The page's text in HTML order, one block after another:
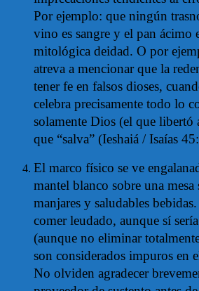
Por ejemplo: que ningún
vino es sangre y el pan ácimo
mitológica deidad. O por
atreva a mencionar que la
tener fe en falsos dioses,
celebra precisamente todo lo
solamente Dios (el que libertó
que “salva” (Ieshaiá / Isaías
El marco físico se ve
mantel blanco sobre una
manjares y saludables
comer leudado, aunque sí
(aunque no eliminar
son considerados impuros en
No olviden agradecer